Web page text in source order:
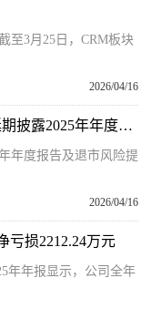
至3月25日，CRM板块
2026/04/16
[年报]*ST熊猫(600599):*ST熊猫关于延期披露2025年年度报告及退市风险提示性公告
年度报告及退市风险提
2026/04/16
亏损2212.24万元
年年报显示，公司全年